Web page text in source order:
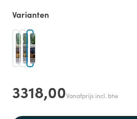
Varianten
3318,00Vanafprijs incl. btw